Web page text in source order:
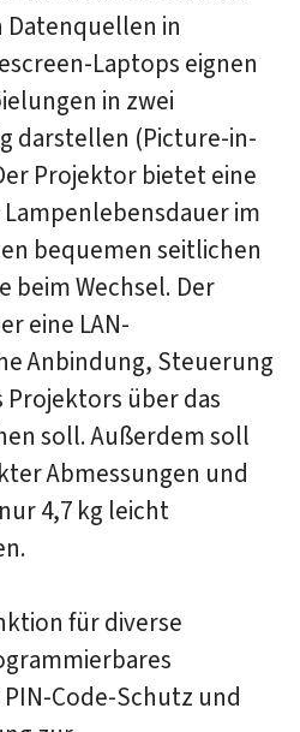
Datenquellen in
Laptops eignen
in zwei
darstellen (Picture-in-
Projektor bietet eine
im
bequemen seitlichen
beim Wechsel. Der
eine LAN-
Anbindung, Steuerung
über das
soll. Außerdem soll
Abmessungen und
4,7 kg leicht
für diverse
Code-Schutz und